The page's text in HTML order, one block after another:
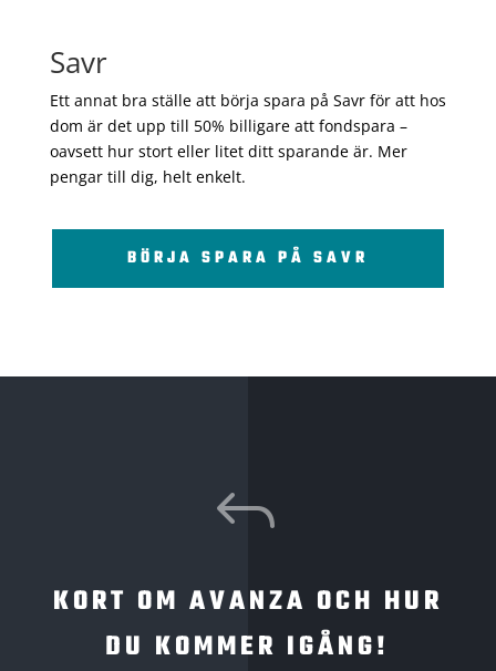
Savr
Ett annat bra ställe att börja spara på Savr för att hos
dom är det upp till 50% billigare att fondspara –
oavsett hur stort eller litet ditt sparande är. Mer
pengar till dig, helt enkelt.
BÖRJA SPARA PÅ SAVR
J
KORT OM AVANZA OCH HUR
DU KOMMER IGÅNG!